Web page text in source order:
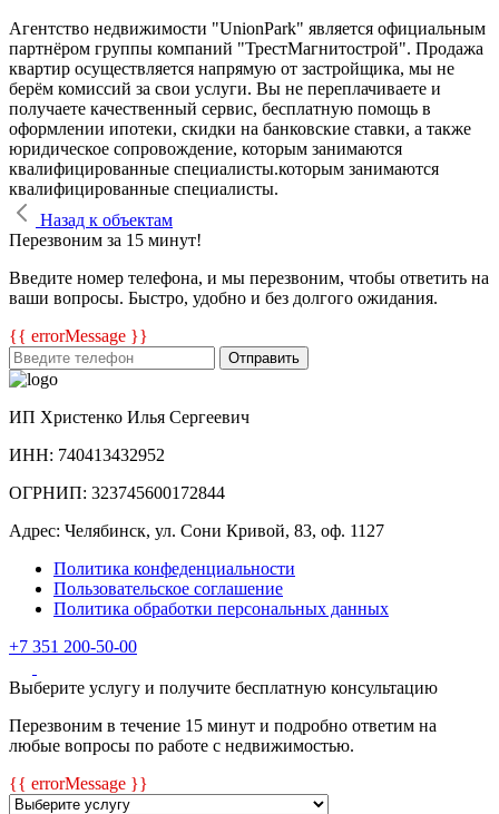
Агентство недвижимости "UnionPark" является официальным
партнёром группы компаний "ТрестМагнитострой". Продажа
квартир осуществляется напрямую от застройщика, мы не
берём комиссий за свои услуги. Вы не переплачиваете и
получаете качественный сервис, бесплатную помощь в
оформлении ипотеки, скидки на банковские ставки, а также
юридическое сопровождение, которым занимаются
квалифицированные специалисты.которым занимаются
квалифицированные специалисты.
Назад к объектам
Перезвоним за 15 минут!
Введите номер телефона, и мы перезвоним, чтобы ответить на
ваши вопросы. Быстро, удобно и без долгого ожидания.
{{ errorMessage }}
Отправить
ИП Христенко Илья Сергеевич
ИНН: 740413432952
ОГРНИП: 323745600172844
Адрес: Челябинск, ул. Сони Кривой, 83, оф. 1127
Политика конфеденциальности
Пользовательское соглашение
Политика обработки персональных данных
+7 351 200-50-00
Выберите услугу и получите бесплатную консультацию
Перезвоним в течение 15 минут и подробно ответим на
любые вопросы по работе с недвижимостью.
{{ errorMessage }}